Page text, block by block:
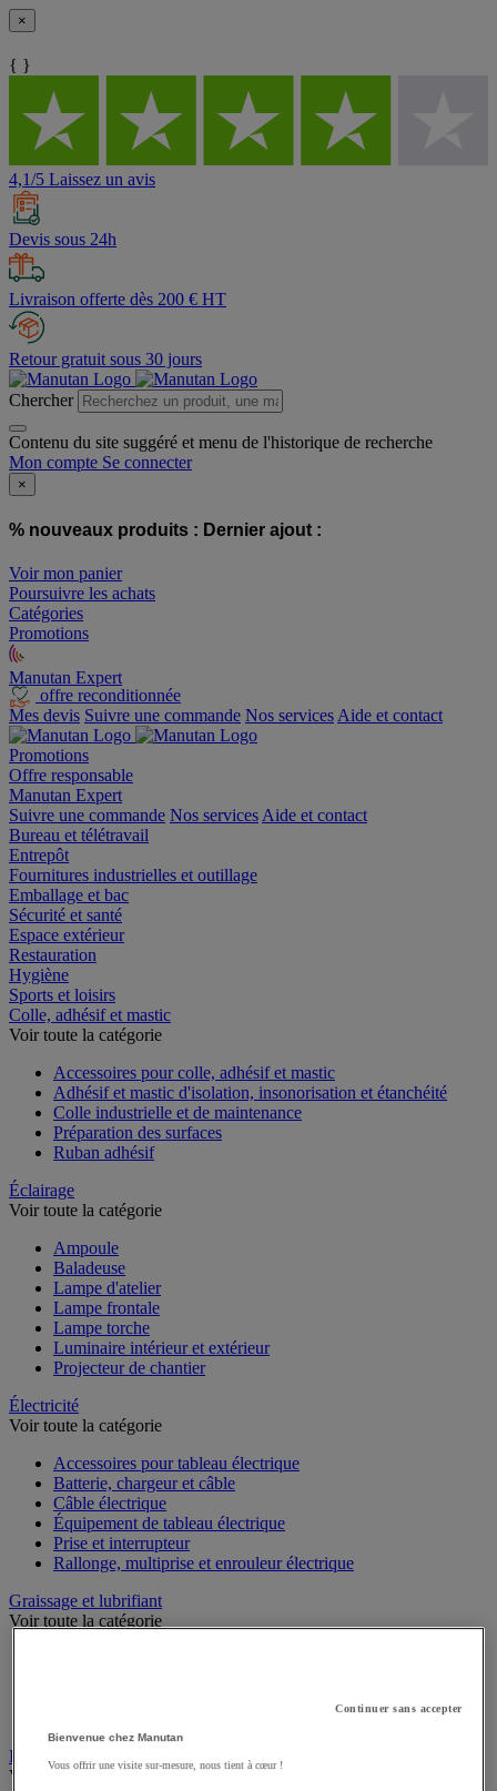
×
{ }
4,1/5 Laissez un avis
Devis sous 24h
Livraison offerte dès 200 € HT
Retour gratuit sous 30 jours
Chercher
Contenu du site suggéré et menu de l'historique de recherche
Mon compte Se connecter
×
% nouveaux produits : Dernier ajout :
Voir mon panier
Poursuivre les achats
Catégories
Promotions
Manutan Expert
offre reconditionnée
Mes devis Suivre une commande Nos services Aide et contact
Promotions
Offre responsable
Manutan Expert
Suivre une commande Nos services Aide et contact
Bureau et télétravail
Entrepôt
Fournitures industrielles et outillage
Emballage et bac
Sécurité et santé
Espace extérieur
Restauration
Hygiène
Sports et loisirs
Colle, adhésif et mastic
Voir toute la catégorie
Accessoires pour colle, adhésif et mastic
Adhésif et mastic d'isolation, insonorisation et étanchéité
Colle industrielle et de maintenance
Préparation des surfaces
Ruban adhésif
Éclairage
Voir toute la catégorie
Ampoule
Baladeuse
Lampe d'atelier
Lampe frontale
Lampe torche
Luminaire intérieur et extérieur
Projecteur de chantier
Électricité
Voir toute la catégorie
Accessoires pour tableau électrique
Batterie, chargeur et câble
Câble électrique
Équipement de tableau électrique
Prise et interrupteur
Rallonge, multiprise et enrouleur électrique
Graissage et lubrifiant
Voir toute la catégorie
Instrument de mesure
Voir toute la catégorie
Continuer sans accepter
Bienvenue chez Manutan
Vous offrir une visite sur-mesure, nous tient à cœur !